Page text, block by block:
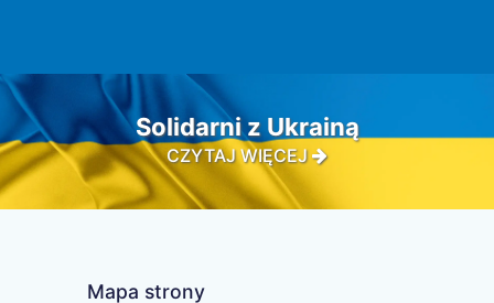
Solidarni z Ukrainą
CZYTAJ WIĘCEJ
Mapa strony